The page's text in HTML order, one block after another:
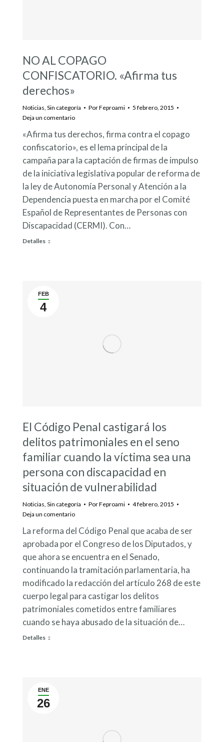
NO AL COPAGO
CONFISCATORIO. «Afirma tus
derechos»
Noticias, Sin categoría PorFeproami
5 febrero, 2015
Deja un comentario
«Afirma tus derechos, firma contra el copago
confiscatorio», es el lema principal de la
campaña para la captación de firmas de impulso
de la iniciativa legislativa popular de reforma de
la ley de Autonomía Personal y Atención a la
Dependencia puesta en marcha por el Comité
Español de Representantes de Personas con
Discapacidad (CERMI). Con…
Detalles
FEB
4
El Código Penal castigará los
delitos patrimoniales en el seno
familiar cuando la víctima sea una
persona con discapacidad en
situación de vulnerabilidad
Noticias Sin categoría PorFeproami
4 febrero, 2015
Deja un comentario
La reforma del Código Penal que acaba de ser
aprobada por el Congreso de los Diputados, y
que ahora se encuentra en el Senado,
continuando la tramitación parlamentaria, ha
modificado la redacción del artículo 268 de este
cuerpo legal para castigar los delitos
patrimoniales cometidos entre familiares
cuando se haya abusado de la situación de…
Detalles
ENE
26